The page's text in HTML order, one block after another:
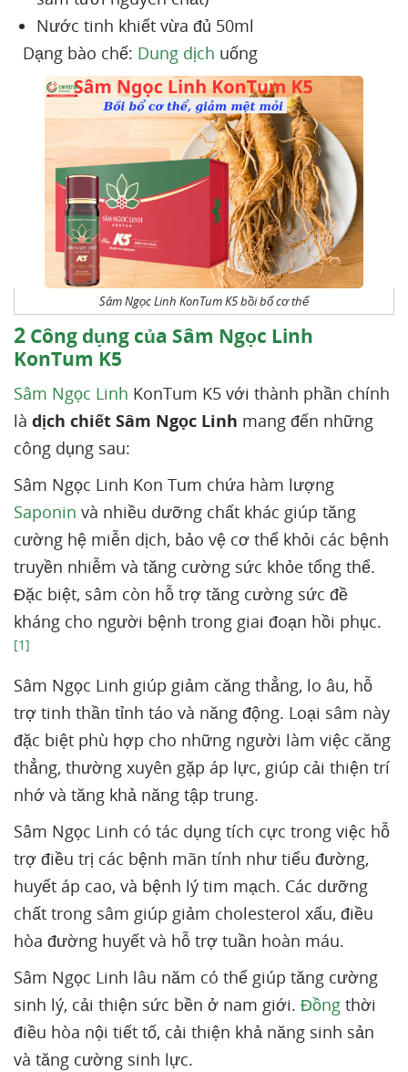
Nước tinh khiết vừa đủ 50ml
Dạng bào chế: Dung dịch uống
Sâm Ngọc Linh KonTum K5 bồi bổ cơ thể
2 Công dụng của Sâm Ngọc Linh
KonTum K5
Sâm Ngọc Linh KonTum K5 với thành phần chính
là dịch chiết Sâm Ngọc Linh mang đến những
công dụng sau:
Sâm Ngọc Linh Kon Tum chứa hàm lượng
Saponin và nhiều dưỡng chất khác giúp tăng
cường hệ miễn dịch, bảo vệ cơ thể khỏi các bệnh
truyền nhiễm và tăng cường sức khỏe tổng thể.
Đặc biệt, sâm còn hỗ trợ tăng cường sức đề
kháng cho người bệnh trong giai đoạn hồi phục.
[1]
Sâm Ngọc Linh giúp giảm căng thẳng, lo âu, hỗ
trợ tinh thần tỉnh táo và năng động. Loại sâm này
đặc biệt phù hợp cho những người làm việc căng
thẳng, thường xuyên gặp áp lực, giúp cải thiện trí
nhớ và tăng khả năng tập trung.
Sâm Ngọc Linh có tác dụng tích cực trong việc hỗ
trợ điều trị các bệnh mãn tính như tiểu đường,
huyết áp cao, và bệnh lý tim mạch. Các dưỡng
chất trong sâm giúp giảm cholesterol xấu, điều
hòa đường huyết và hỗ trợ tuần hoàn máu.
Sâm Ngọc Linh lâu năm có thể giúp tăng cường
sinh lý, cải thiện sức bền ở nam giới. Đồng thời
điều hòa nội tiết tố, cải thiện khả năng sinh sản
và tăng cường sinh lực.